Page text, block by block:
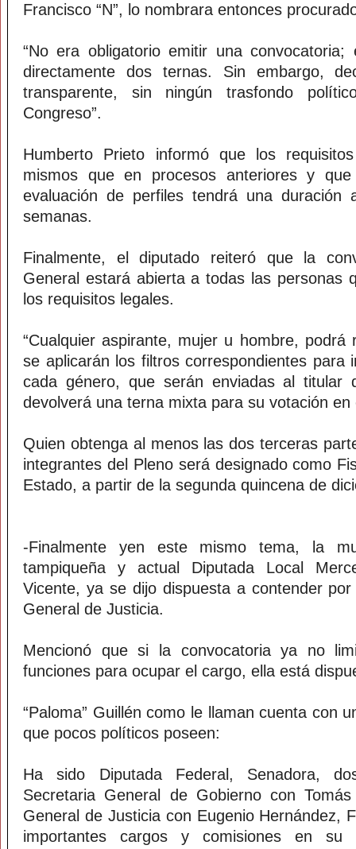
Francisco “N”, lo nombrara entonces
“No era obligatorio emitir una
directamente dos ternas. Sin embargo,
transparente, sin ningún trasfondo
Congreso”.
Humberto Prieto informó que los
mismos que en procesos anteriores y
evaluación de perfiles tendrá una duración
semanas.
Finalmente, el diputado reiteró que la
General estará abierta a todas las personas
los requisitos legales.
“Cualquier aspirante, mujer u hombre, podrá
se aplicarán los filtros correspondientes para
cada género, que serán enviadas al titular
devolverá una terna mixta para su votación en
Quien obtenga al menos las dos terceras
integrantes del Pleno será designado como
Estado, a partir de la segunda quincena de
-Finalmente yen este mismo tema, la
tampiqueña y actual Diputada Local
Vicente, ya se dijo dispuesta a contender
General de Justicia.
Mencionó que si la convocatoria ya no
funciones para ocupar el cargo, ella está
“Paloma” Guillén como le llaman cuenta con
que pocos políticos poseen:
Ha sido Diputada Federal, Senadora,
Secretaria General de Gobierno con
General de Justicia con Eugenio Hernández,
importantes cargos y comisiones en su